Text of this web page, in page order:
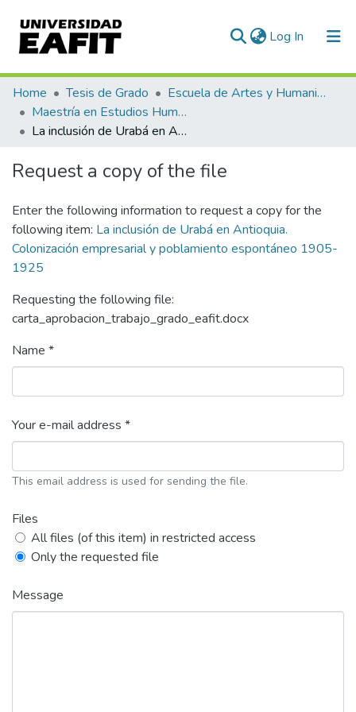
Log In (current)
Communities & Collections
All of DSpace
Home Tesis de Grado
Escuela de Artes y Humanidades
Maestría en Estudios Humanísticos (tesis)
La inclusión de Urabá en Antioquia. Colonización empresarial y poblamiento espontáneo 1905-1925
Request a copy of the file
Enter the following information to request a copy for the
following item: La inclusión de Urabá en Antioquia.
Colonización empresarial y poblamiento espontáneo 1905-
1925
Requesting the following file:
carta_aprobacion_trabajo_grado_eafit.docx
Name *
Your e-mail address *
This email address is used for sending the file.
Files
All files (of this item) in restricted access
Only the requested file
Message